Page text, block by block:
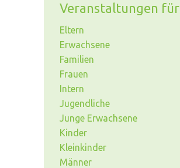
Veranstaltungen für
Eltern
Erwachsene
Familien
Frauen
Intern
Jugendliche
Junge Erwachsene
Kinder
Kleinkinder
Männer